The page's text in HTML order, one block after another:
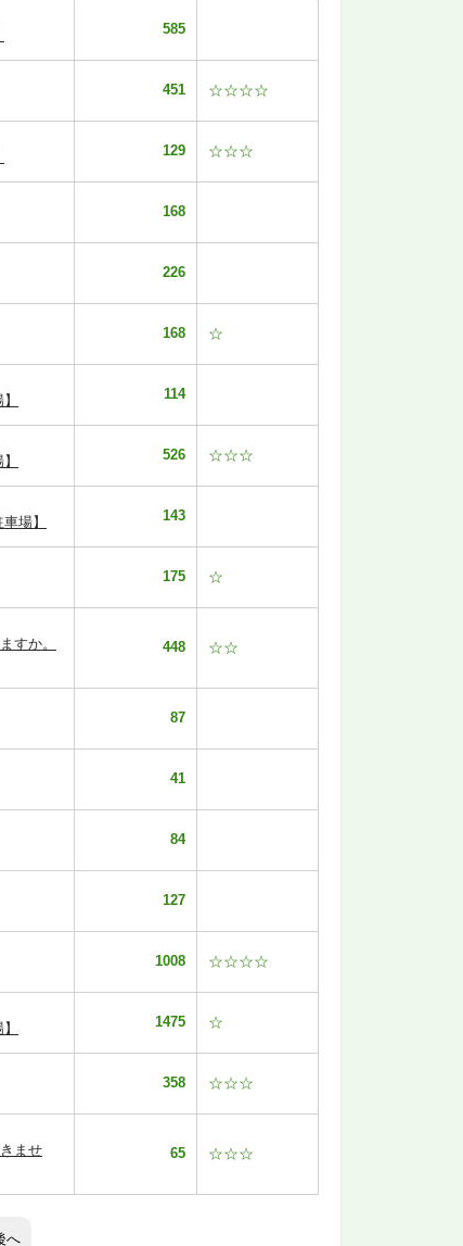
585
451 ☆☆☆☆
129 ☆☆☆
168
226
168 ☆
114
526 ☆☆☆
場】 143
175 ☆
すか。
448 ☆☆
87
41
84
127
1008 ☆☆☆☆
1475 ☆
358 ☆☆☆
ませ
65 ☆☆☆
へ